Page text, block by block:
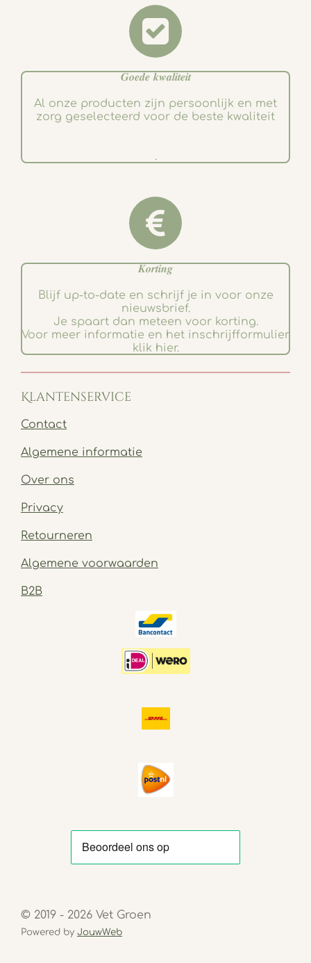
𝑮𝒐𝒆𝒅𝒆 𝒌𝒘𝒂𝒍𝒊𝒕𝒆𝒊𝒕
Al onze producten zijn persoonlijk en met
zorg geselecteerd voor de beste kwaliteit
.
𝑲𝒐𝒓𝒕𝒊𝒏𝒈
Blijf up-to-date en schrijf je in voor onze
nieuwsbrief.
Je spaart dan meteen voor korting.
Voor meer informatie en het inschrijfformulier
klik hier.
Klantenservice
Contact
Algemene informatie
Over ons
Privacy
Retourneren
Algemene voorwaarden
B2B
© 2019 - 2026 Vet Groen
Powered by JouwWeb